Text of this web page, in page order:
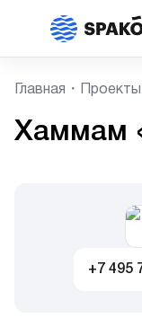
Главная Проекты
Хаммам
+7 495